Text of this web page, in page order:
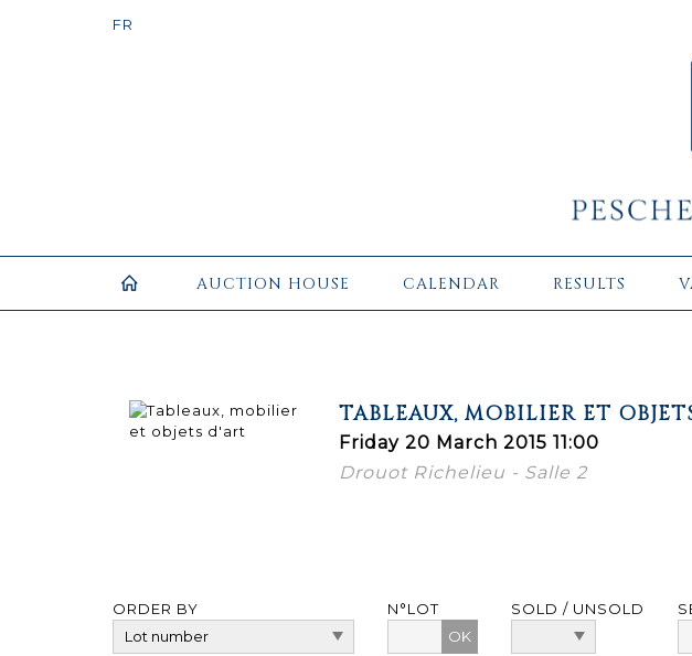
AUCTION HOUSE CALENDAR RESULTS
TABLEAUX, MOBILIER ET
Friday 20 March 2015 11:00
Drouot Richelieu - Salle 2
ORDER BY
N°LOT
OK
SOLD / UNSOLD